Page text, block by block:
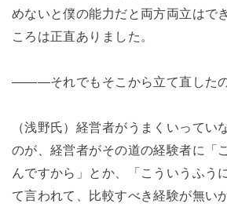
めないと僕の能力だと両方両立はで
ころは正直ありました。
―――それでもそこから立て直した
（浅野氏）経営者がうまくいってい
のが、経営者がその道の経験者に「
んですから」とか、「こういうふう
て言われて、比較すべき経験が無い